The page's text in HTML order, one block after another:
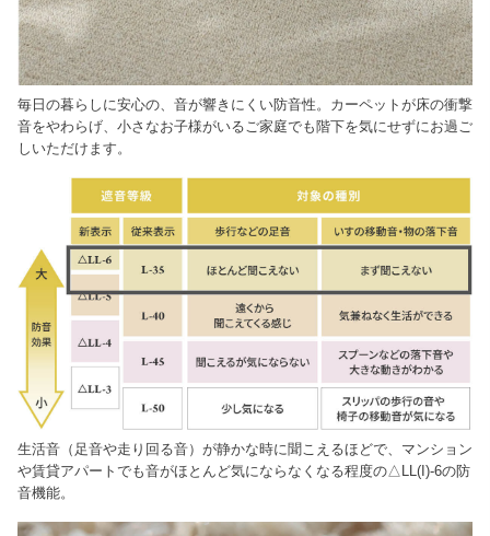
毎日の暮らしに安心の、音が響きにくい防音性。カーペットが床の衝撃
音をやわらげ、小さなお子様がいるご家庭でも階下を気にせずにお過ご
しいただけます。
生活音（足音や走り回る音）が静かな時に聞こえるほどで、マンション
や賃貸アパートでも音がほとんど気にならなくなる程度の△LL(I)-6の防
音機能。